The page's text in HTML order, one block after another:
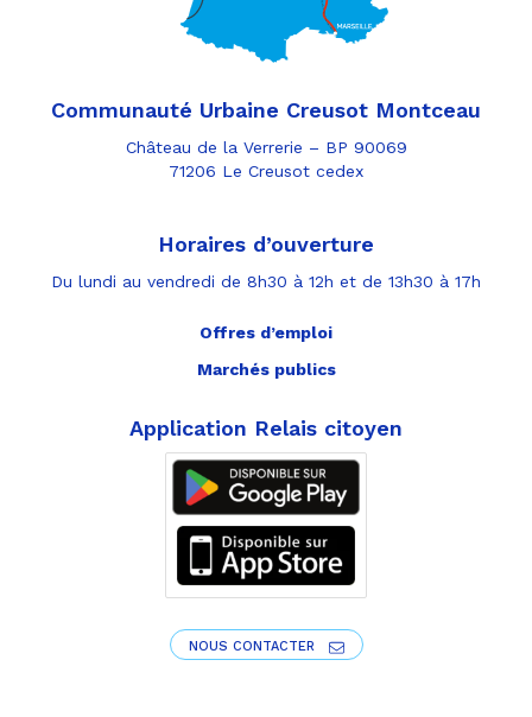
Communauté Urbaine Creusot Montceau
Château de la Verrerie – BP 90069
71206 Le Creusot cedex
Horaires d’ouverture
Du lundi au vendredi de 8h30 à 12h et de 13h30 à 17h
Offres d’emploi
Marchés publics
Application Relais citoyen
NOUS CONTACTER